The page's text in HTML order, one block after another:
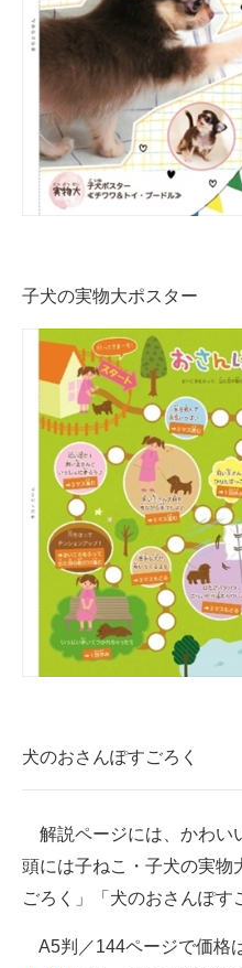
子犬の実物大ポスター
犬のおさんぽすごろく
解説ページには、かわい
頭には子ねこ・子犬の実物
ごろく」「犬のおさんぽす
A5判／144ページで価格